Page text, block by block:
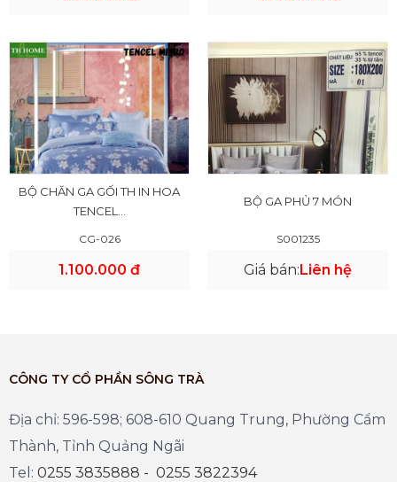
BỘ CHĂN GA GỐI TH IN HOA
TENCEL...
CG-026
1.100.000 đ
BỘ GA PHỦ 7 MÓN
S001235
Giá bán:Liên hệ
CÔNG TY CỔ PHẦN SÔNG TRÀ
Địa chỉ: 596-598; 608-610 Quang Trung, Phường Cẩm
Thành, Tỉnh Quảng Ngãi
Tel: 0255 3835888 - 0255 3822394